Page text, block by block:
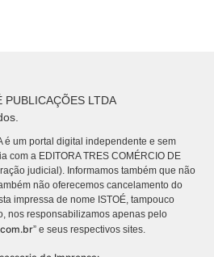
LTDA
é um portal digital independente e sem
com a EDITORA TRES COMÉRCIO DE
judicial). Informamos também que não
não oferecemos cancelamento do
impressa de nome ISTOÉ, tampouco
nos responsabilizamos apenas pelo
” e seus respectivos sites.